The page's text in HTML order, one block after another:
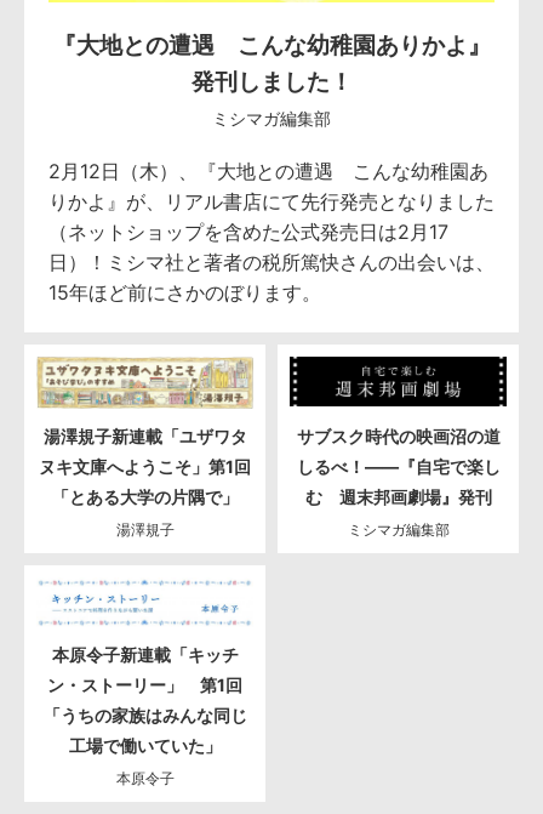
『大地との遭遇 こんな幼稚園ありかよ』
発刊しました！
ミシマガ編集部
2月12日（木）、『大地との遭遇 こんな幼稚園あ
りかよ』が、リアル書店にて先行発売となりました
（ネットショップを含めた公式発売日は2月17
日）！ミシマ社と著者の税所篤快さんの出会いは、
15年ほど前にさかのぼります。
湯澤規子新連載「ユザワタ
ヌキ文庫へようこそ」第1回
「とある大学の片隅で」
湯澤規子
サブスク時代の映画沼の道
しるべ！――『自宅で楽し
む 週末邦画劇場』発刊
ミシマガ編集部
本原令子新連載「キッチ
ン・ストーリー」 第1回
「うちの家族はみんな同じ
工場で働いていた」
本原令子